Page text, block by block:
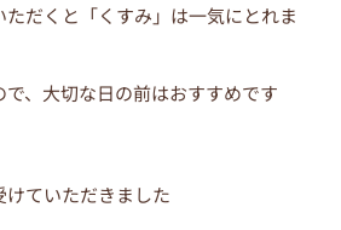
だくと「くすみ」は一気にとれま
、大切な日の前はおすすめです
ていただきました